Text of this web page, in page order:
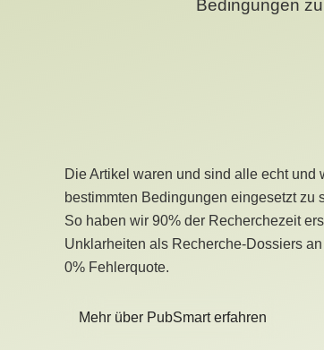
Bedingungen
Die Artikel waren und sind alle echt und
bestimmten Bedingungen eingesetzt zu
So haben wir 90% der Recherchezeit
Unklarheiten als Recherche-Dossiers
0% Fehlerquote.
Mehr über PubSmart erfahren